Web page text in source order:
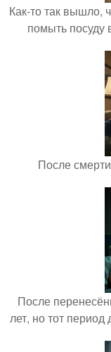
Как-то так вышло,
помыть посуду
После
После
лет, но тот период